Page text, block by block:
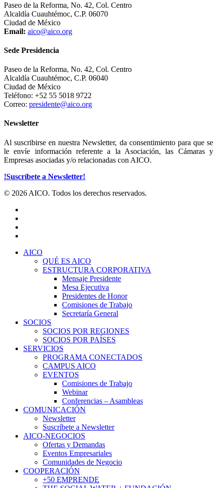
Paseo de la Reforma, No. 42, Col. Centro
Alcaldía Cuauhtémoc, C.P. 06070
Ciudad de México
Email: aico@aico.org
Sede Presidencia
Paseo de la Reforma, No. 42, Col. Centro
Alcaldía Cuauhtémoc, C.P. 06040
Ciudad de México
Teléfono: +52 55 5018 9722
Correo: presidente@aico.org
Newsletter
Al suscribirse en nuestra Newsletter, da consentimiento para que se
le envíe información referente a la Asociación, las Cámaras y
Empresas asociadas y/o relacionadas con AICO.
!Suscríbete a Newsletter!
© 2026 AICO. Todos los derechos reservados.
Close
AICO
QUÉ ES AICO
ESTRUCTURA CORPORATIVA
Mensaje Presidente
Mesa Ejecutiva
Presidentes de Honor
Comisiones de Trabajo
Secretaría General
SOCIOS
SOCIOS POR REGIONES
SOCIOS POR PAÍSES
SERVICIOS
PROGRAMA CONECTADOS
CAMPUS AICO
EVENTOS
Comisiones de Trabajo
Webinar
Conferencias – Asambleas
COMUNICACIÓN
Newsletter
Suscríbete a Newsletter
AICO-NEGOCIOS
Ofertas y Demandas
Eventos Empresariales
Comunidades de Negocio
COOPERACIÓN
+50 EMPRENDE